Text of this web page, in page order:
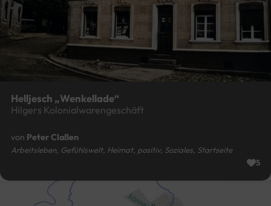
Helljesch „Wenkellade“
Hilgers Kolonialwarengeschäft
von Peter Claßen
Arbeitsleben, Gefühlswelt, Heimat, positiv, Soziales, Startseite
5